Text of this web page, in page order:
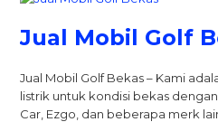
Jual Mobil Golf
Jual Mobil Golf Bekas – Kami
listrik untuk kondisi bekas
Car, Ezgo, dan beberapa merk